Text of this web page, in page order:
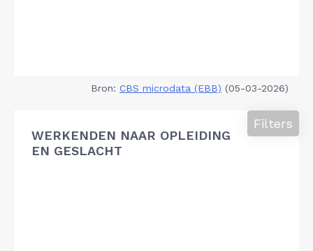
Bron: CBS microdata (EBB) (05-03-2026)
WERKENDEN NAAR OPLEIDING
EN GESLACHT
Filters